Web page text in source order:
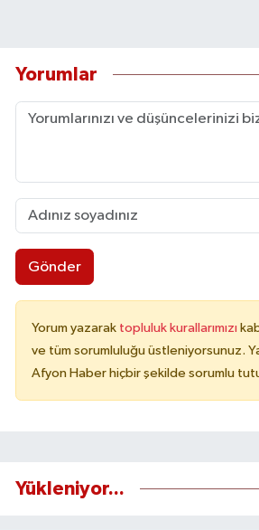
Yorumlar
Gönder
Yorum yazarak topluluk kurallarımızı
ve tüm sorumluluğu üstleniyorsunuz.
Afyon Haber hiçbir şekilde sorumlu
Yükleniyor...